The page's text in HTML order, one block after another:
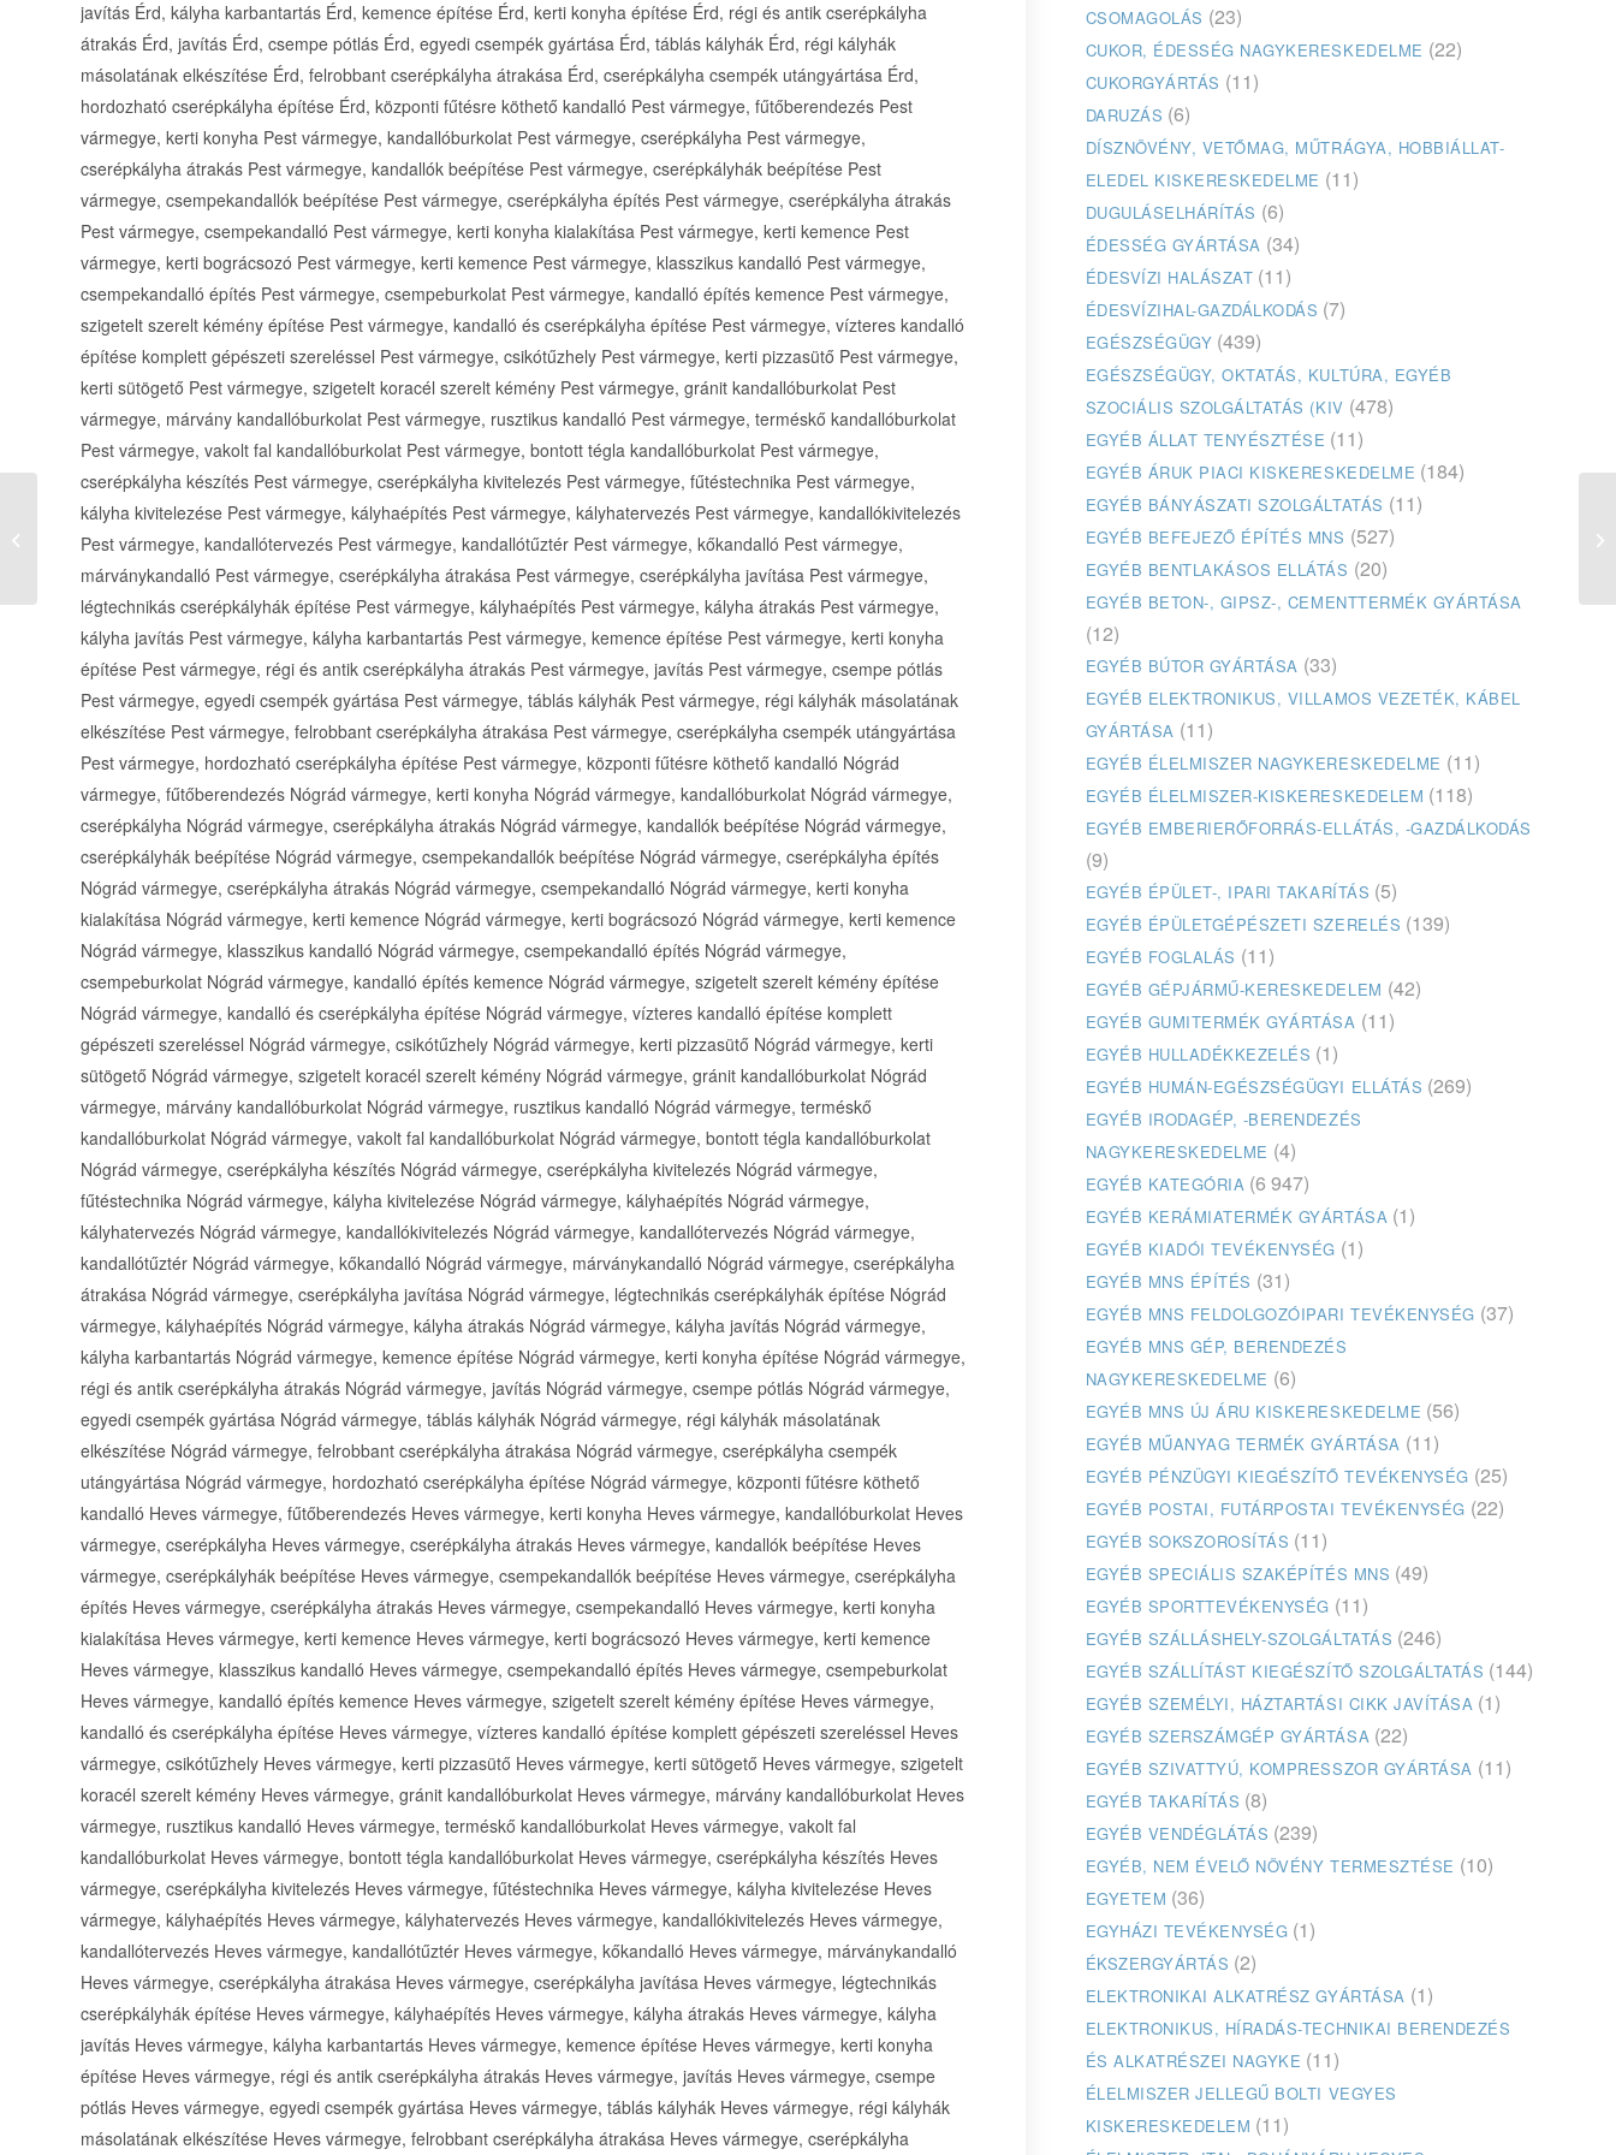
CSOMAGOLÁS (23)
CUKOR, ÉDESSÉG NAGYKERESKEDELME (22)
CUKORGYÁRTÁS (11)
DARUZÁS (6)
DÍSZNÖVÉNY, VETŐMAG, MŰTRÁGYA, HOBBIÁLLAT-
ELEDEL KISKERESKEDELME (11)
DUGULÁSELHÁRÍTÁS (6)
ÉDESSÉG GYÁRTÁSA (34)
ÉDESVÍZI HALÁSZAT (11)
ÉDESVÍZIHAL-GAZDÁLKODÁS (7)
EGÉSZSÉGÜGY (439)
EGÉSZSÉGÜGY, OKTATÁS, KULTÚRA, EGYÉB
SZOCIÁLIS SZOLGÁLTATÁS (KIV (478)
EGYÉB ÁLLAT TENYÉSZTÉSE (11)
EGYÉB ÁRUK PIACI KISKERESKEDELME (184)
EGYÉB BÁNYÁSZATI SZOLGÁLTATÁS (11)
EGYÉB BEFEJEZŐ ÉPÍTÉS MNS (527)
EGYÉB BENTLAKÁSOS ELLÁTÁS (20)
EGYÉB BETON-, GIPSZ-, CEMENTTERMÉK GYÁRTÁSA
(12)
EGYÉB BÚTOR GYÁRTÁSA (33)
EGYÉB ELEKTRONIKUS, VILLAMOS VEZETÉK, KÁBEL
GYÁRTÁSA (11)
EGYÉB ÉLELMISZER NAGYKERESKEDELME (11)
EGYÉB ÉLELMISZER-KISKERESKEDELEM (118)
EGYÉB EMBERIERŐFORRÁS-ELLÁTÁS, -GAZDÁLKODÁS
(9)
EGYÉB ÉPÜLET-, IPARI TAKARÍTÁS (5)
EGYÉB ÉPÜLETGÉPÉSZETI SZERELÉS (139)
EGYÉB FOGLALÁS (11)
EGYÉB GÉPJÁRMŰ-KERESKEDELEM (42)
EGYÉB GUMITERMÉK GYÁRTÁSA (11)
EGYÉB HULLADÉKKEZELÉS (1)
EGYÉB HUMÁN-EGÉSZSÉGÜGYI ELLÁTÁS (269)
EGYÉB IRODAGÉP, -BERENDEZÉS
NAGYKERESKEDELME (4)
EGYÉB KATEGÓRIA (6 947)
EGYÉB KERÁMIATERMÉK GYÁRTÁSA (1)
EGYÉB KIADÓI TEVÉKENYSÉG (1)
EGYÉB MNS ÉPÍTÉS (31)
EGYÉB MNS FELDOLGOZÓIPARI TEVÉKENYSÉG (37)
EGYÉB MNS GÉP, BERENDEZÉS
NAGYKERESKEDELME (6)
EGYÉB MNS ÚJ ÁRU KISKERESKEDELME (56)
EGYÉB MŰANYAG TERMÉK GYÁRTÁSA (11)
EGYÉB PÉNZÜGYI KIEGÉSZÍTŐ TEVÉKENYSÉG (25)
EGYÉB POSTAI, FUTÁRPOSTAI TEVÉKENYSÉG (22)
EGYÉB SOKSZOROSÍTÁS (11)
EGYÉB SPECIÁLIS SZAKÉPÍTÉS MNS (49)
EGYÉB SPORTTEVÉKENYSÉG (11)
EGYÉB SZÁLLÁSHELY-SZOLGÁLTATÁS (246)
EGYÉB SZÁLLÍTÁST KIEGÉSZÍTŐ SZOLGÁLTATÁS (144)
EGYÉB SZEMÉLYI, HÁZTARTÁSI CIKK JAVÍTÁSA (1)
EGYÉB SZERSZÁMGÉP GYÁRTÁSA (22)
EGYÉB SZIVATTYÚ, KOMPRESSZOR GYÁRTÁSA (11)
EGYÉB TAKARÍTÁS (8)
EGYÉB VENDÉGLÁTÁS (239)
EGYÉB, NEM ÉVELŐ NÖVÉNY TERMESZTÉSE (10)
EGYETEM (36)
EGYHÁZI TEVÉKENYSÉG (1)
ÉKSZERGYÁRTÁS (2)
ELEKTRONIKAI ALKATRÉSZ GYÁRTÁSA (1)
ELEKTRONIKUS, HÍRADÁS-TECHNIKAI BERENDEZÉS
ÉS ALKATRÉSZEI NAGYKE (11)
ÉLELMISZER JELLEGŰ BOLTI VEGYES
KISKERESKEDELEM (11)
Kontroll Office 85 Kft. könyvelői
szolgáltatás Debrecen